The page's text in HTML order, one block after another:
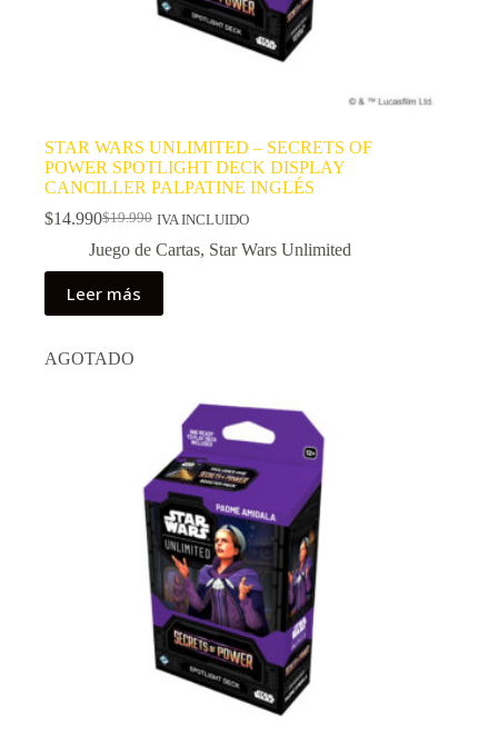
STAR WARS UNLIMITED – SECRETS OF
POWER SPOTLIGHT DECK DISPLAY
CANCILLER PALPATINE INGLÉS
$19.990
El
precio
original
era:
$19.990.
$14.990El
precio
actual
es:
$14.990.
IVA INCLUIDO
Juego de Cartas, Star Wars Unlimited
Leer más
AGOTADO